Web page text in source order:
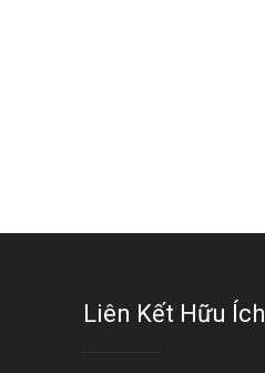
Liên Kết Hữu Ích